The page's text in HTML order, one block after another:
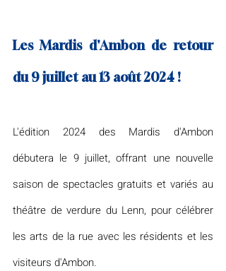
Les Mardis d'Ambon de retour
du 9 juillet au 13 août 2024 !
L'édition 2024 des Mardis d'Ambon
débutera le 9 juillet, offrant une nouvelle
saison de spectacles gratuits et variés au
théâtre de verdure du Lenn, pour célébrer
les arts de la rue avec les résidents et les
visiteurs d'Ambon.